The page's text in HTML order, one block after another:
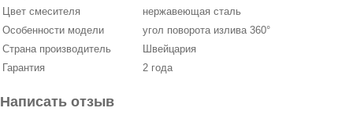
Цвет смесителя
нержавеющая сталь
Особенности модели
угол поворота излива 360°
Страна производитель
Швейцария
Гарантия
2 года
Написать отзыв